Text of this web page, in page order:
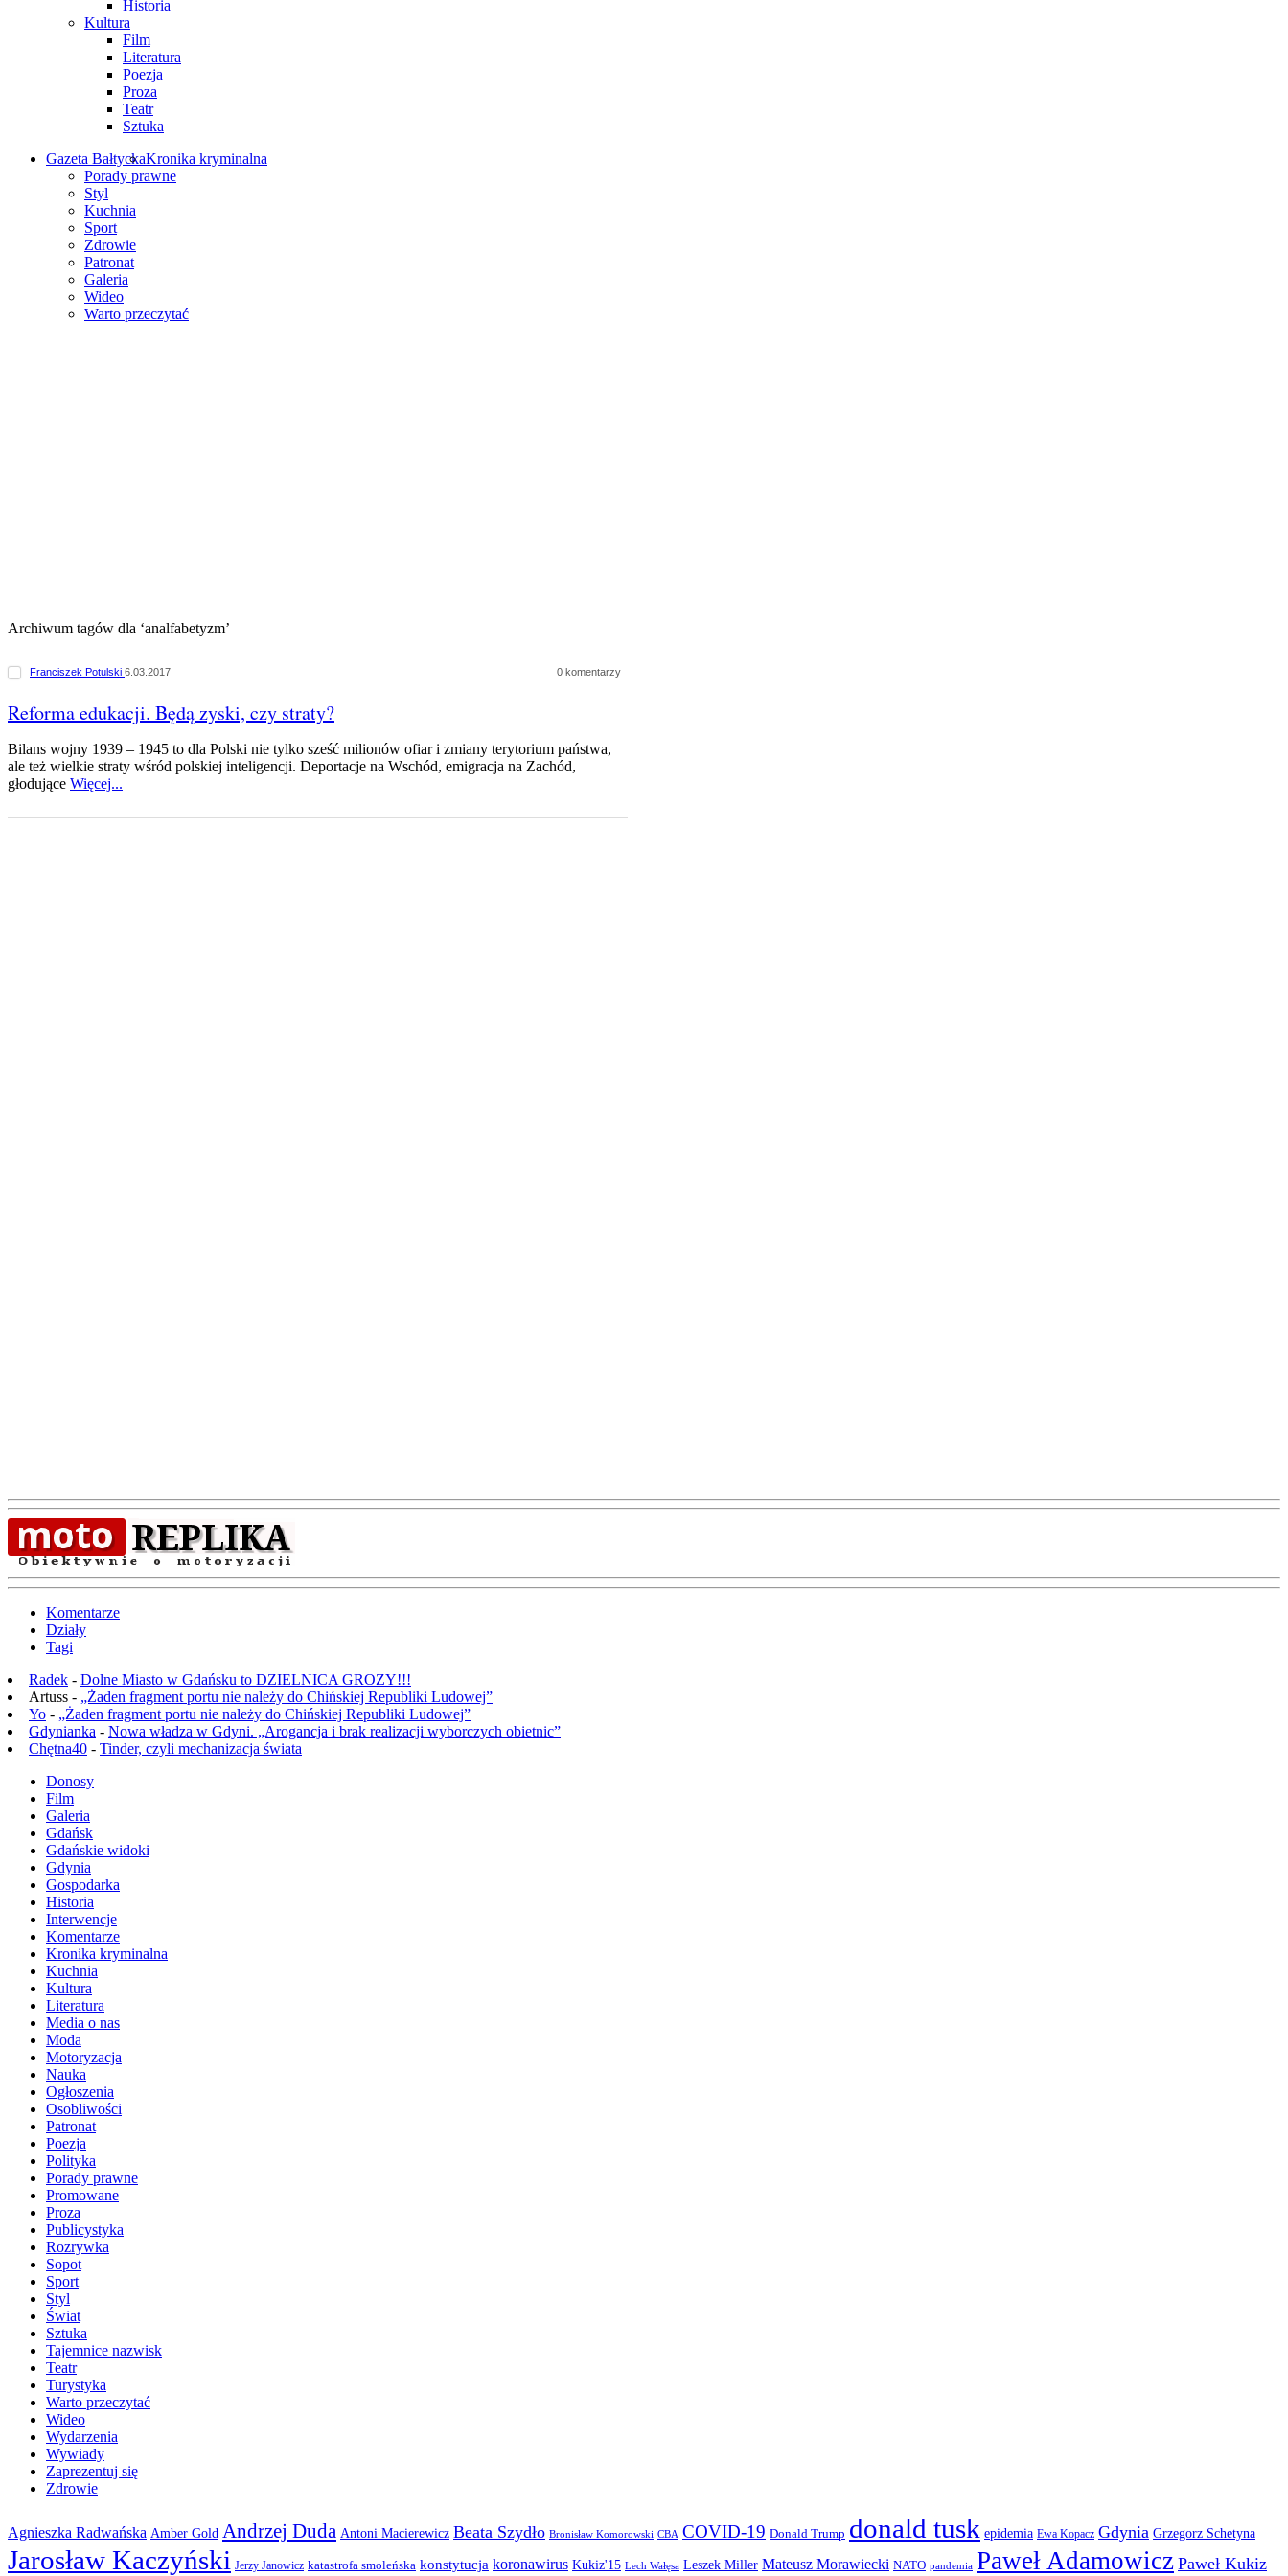
Historia
Kultura
Film
Literatura
Poezja
Proza
Teatr
Sztuka
Gazeta BałtyckaKronika kryminalna
Porady prawne
Styl
Kuchnia
Sport
Zdrowie
Patronat
Galeria
Wideo
Warto przeczytać
Archiwum tagów dla ‘analfabetyzm’
Franciszek Potulski 6.03.2017 0 komentarzy
Reforma edukacji. Będą zyski, czy straty?
Bilans wojny 1939 – 1945 to dla Polski nie tylko sześć milionów ofiar i zmiany terytorium państwa,
ale też wielkie straty wśród polskiej inteligencji. Deportacje na Wschód, emigracja na Zachód,
głodujące Więcej...
Komentarze
Działy
Tagi
Radek - Dolne Miasto w Gdańsku to DZIELNICA GROZY!!!
Artuss - „Żaden fragment portu nie należy do Chińskiej Republiki Ludowej”
Yo - „Żaden fragment portu nie należy do Chińskiej Republiki Ludowej”
Gdynianka - Nowa władza w Gdyni. „Arogancja i brak realizacji wyborczych obietnic”
Chętna40 - Tinder, czyli mechanizacja świata
Donosy
Film
Galeria
Gdańsk
Gdańskie widoki
Gdynia
Gospodarka
Historia
Interwencje
Komentarze
Kronika kryminalna
Kuchnia
Kultura
Literatura
Media o nas
Moda
Motoryzacja
Nauka
Ogłoszenia
Osobliwości
Patronat
Poezja
Polityka
Porady prawne
Promowane
Proza
Publicystyka
Rozrywka
Sopot
Sport
Styl
Świat
Sztuka
Tajemnice nazwisk
Teatr
Turystyka
Warto przeczytać
Wideo
Wydarzenia
Wywiady
Zaprezentuj się
Zdrowie
Agnieszka Radwańska Amber Gold Andrzej Duda Antoni Macierewicz Beata Szydło Bronisław Komorowski CBA COVID-19 Donald Trump donald tusk epidemia Ewa Kopacz Gdynia Grzegorz Schetyna
Jarosław Kaczyński Jerzy Janowicz katastrofa smoleńska konstytucja koronawirus Kukiz'15 Lech Wałęsa Leszek Miller Mateusz Morawiecki NATO pandemia Paweł Adamowicz Paweł Kukiz